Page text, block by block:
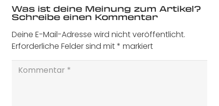
Was ist deine Meinung zum Artikel?
Schreibe einen Kommentar
Deine E-Mail-Adresse wird nicht veröffentlicht.
Erforderliche Felder sind mit* markiert